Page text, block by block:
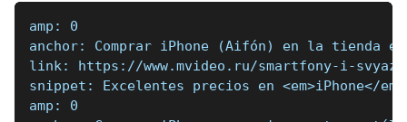
amp: 0
anchor: Comprar iPhone (Aifón) en la tienda
link: https://www.mvideo.ru/smartfony-i-svyaz-
snippet: Excelentes precios en <em>iPhone</
amp: 0